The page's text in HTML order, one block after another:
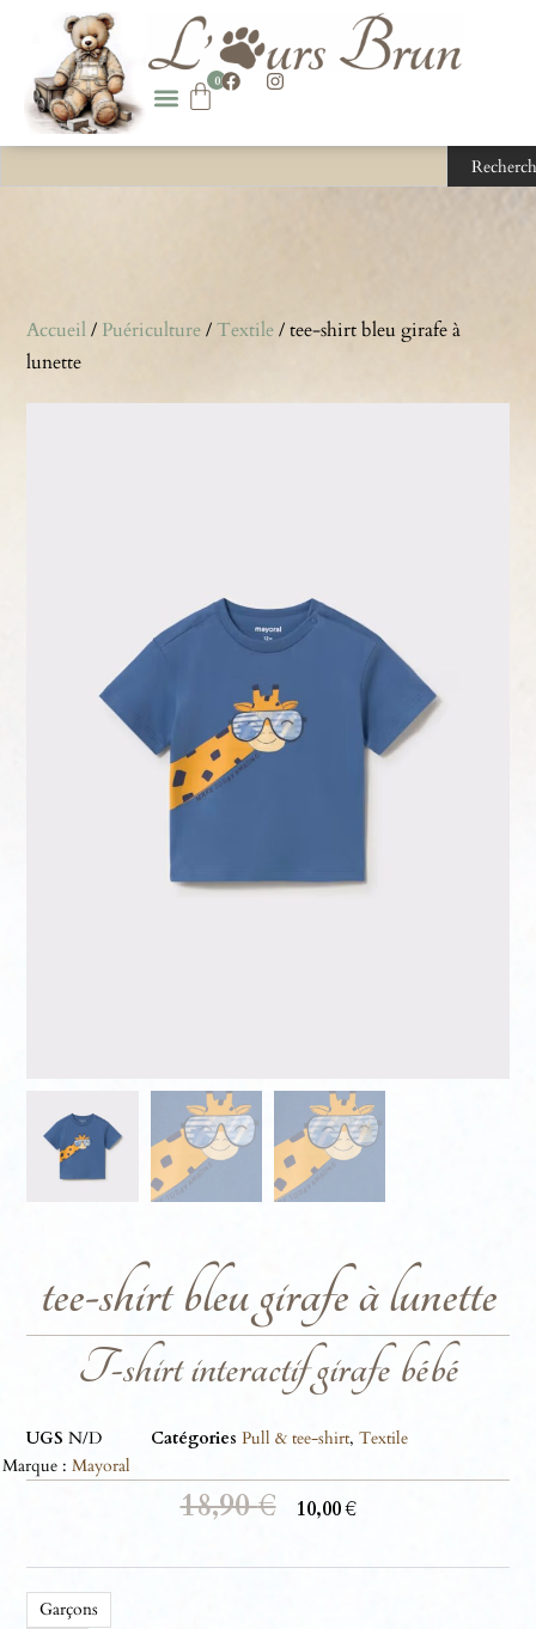
0
Accueil/ Puériculture/Textile/ tee-shirt bleu girafe à
lunette
tee-shirt bleu girafe à lunette
T-shirt interactif girafe bébé
UGSN/D Catégories Pull & tee-shirt,Textile
Marque : Mayoral
18,90€ 10,00€
Garçons